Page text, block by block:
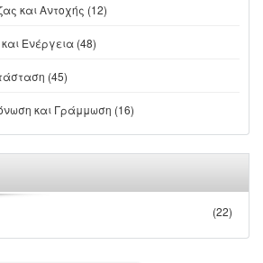
και Αντοχής (12)
Ενέργεια (48)
(45)
και Γράμμωση (16)
(22)